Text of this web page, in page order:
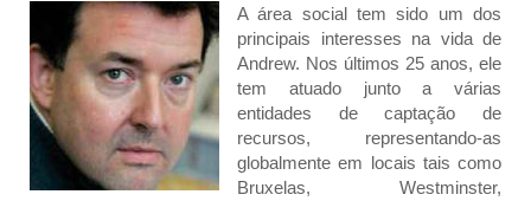
A área social tem sido um dos
principais interesses na vida de
Andrew. Nos últimos 25 anos, ele
tem atuado junto a várias
entidades de captação de
recursos, representando-as
globalmente em locais tais como
Bruxelas, Westminster,